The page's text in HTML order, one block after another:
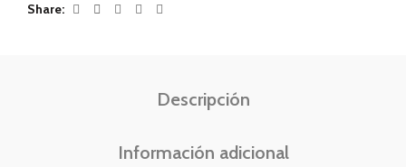
Share
Descripción
Información adicional